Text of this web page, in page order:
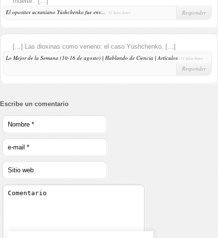
El opositor ucraniano Yúshchenko fue env...
11 Años Antes Responder
[…] Las dioxinas como veneno: el caso Yúshchenko. […]
Lo Mejor de la Semana (10-16 de agosto) | Hablando de Ciencia | Artículos
11 Años Antes
Responder
Escribe un comentario